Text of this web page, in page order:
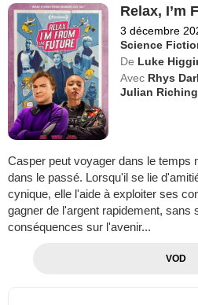
Relax, I’m
3 décembre
Science
De Luke
Avec Rhys
Julian
Casper peut voyager dans le temps
dans le passé. Lorsqu'il se lie
cynique, elle l'aide à exploiter ses
gagner de l'argent rapidement, sans
conséquences sur l'avenir...
VOD